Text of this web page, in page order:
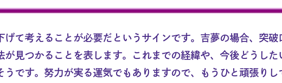
て考えることが必要だというサインです。吉夢の場合、突破
見つかることを表します。これまでの経緯や、今後どうした
です。努力が実る運気でもありますので、もうひと頑張りし